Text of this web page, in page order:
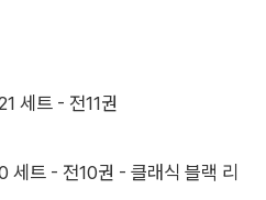
세트 - 전11권
세트 - 전10권 - 클래식 블랙 리